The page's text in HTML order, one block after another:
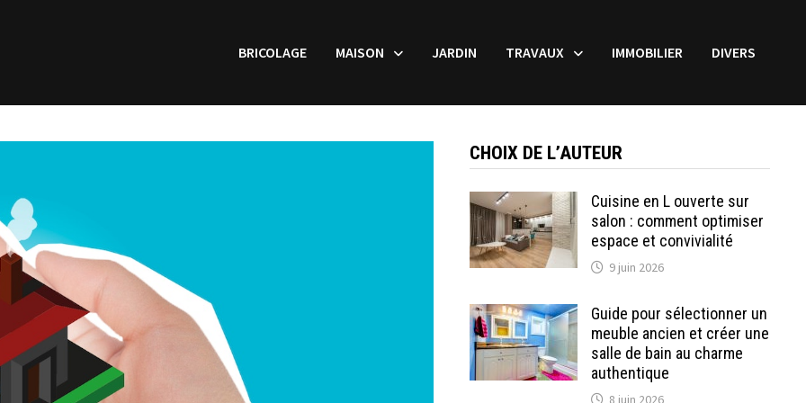
BRICOLAGE MAISON JARDIN TRAVAUX IMMOBILIER DIVERS
CHOIX DE L’AUTEUR
Cuisine en L ouverte sur
salon : comment optimiser
espace et convivialité
9 juin 2026
Guide pour sélectionner un
meuble ancien et créer une
salle de bain au charme
authentique
8 juin 2026